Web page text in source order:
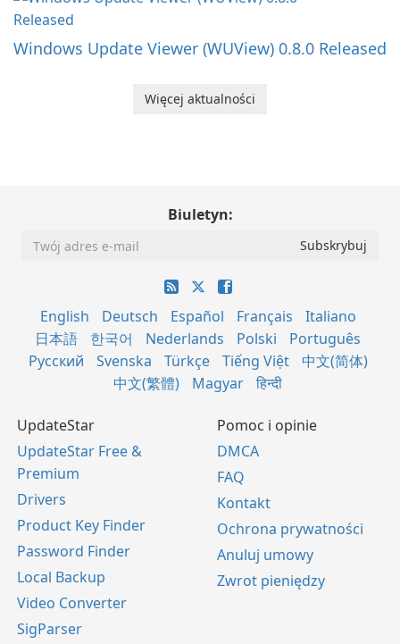
Windows Update Viewer (WUView) 0.8.0 Released
Więcej aktualności
Biuletyn:
English Deutsch Español Français
Italiano
日本語
한국어 Nederlands Polski
Português
Русский
Svenska Türkçe Tiếng Việt
中文(简体)
中文(繁體)
Magyar हिन्दी
UpdateStar
UpdateStar Free &
Premium
Drivers
Product Key Finder
Password Finder
Local Backup
Video Converter
SigParser
Pomoc i opinie
DMCA
FAQ
Kontakt
Ochrona prywatności
Anuluj umowy
Zwrot pieniędzy